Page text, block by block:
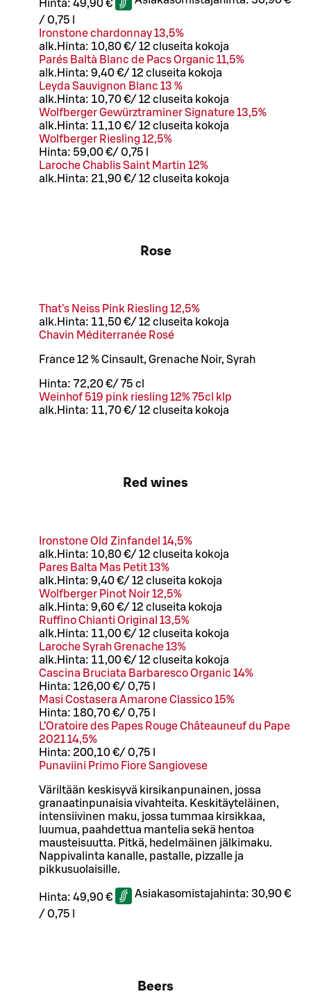
Hinta: 49,90 €
/ 0,75 l
Ironstone chardonnay 13,5%
alk. Hinta: 10,80 €/ 12 cl useita kokoja
Parés Baltà Blanc de Pacs Organic 11,5%
alk. Hinta: 9,40 €/ 12 cl useita kokoja
Leyda Sauvignon Blanc 13 %
alk. Hinta: 10,70 €/ 12 cl useita kokoja
Wolfberger Gewürztraminer Signature 13,5%
alk. Hinta: 11,10 €/ 12 cl useita kokoja
Wolfberger Riesling 12,5%
Hinta: 59,00 €/ 0,75 l
Laroche Chablis Saint Martin 12%
alk. Hinta: 21,90 €/ 12 cl useita kokoja
Rose
That's Neiss Pink Riesling 12,5%
alk. Hinta: 11,50 €/ 12 cl useita kokoja
Chavin Méditerranée Rosé
France 12 % Cinsault, Grenache Noir, Syrah
Hinta: 72,20 €/ 75 cl
Weinhof 519 pink riesling 12% 75cl klp
alk. Hinta: 11,70 €/ 12 cl useita kokoja
Red wines
Ironstone Old Zinfandel 14,5%
alk. Hinta: 10,80 €/ 12 cl useita kokoja
Pares Balta Mas Petit 13%
alk. Hinta: 9,40 €/ 12 cl useita kokoja
Wolfberger Pinot Noir 12,5%
alk. Hinta: 9,60 €/ 12 cl useita kokoja
Ruffino Chianti Original 13,5%
alk. Hinta: 11,00 €/ 12 cl useita kokoja
Laroche Syrah Grenache 13%
alk. Hinta: 11,00 €/ 12 cl useita kokoja
Cascina Bruciata Barbaresco Organic 14%
Hinta: 126,00 €/ 0,75 l
Masi Costasera Amarone Classico 15%
Hinta: 180,70 €/ 0,75 l
L’Oratoire des Papes Rouge Châteauneuf du Pape
2021 14,5%
Hinta: 200,10 €/ 0,75 l
Punaviini Primo Fiore Sangiovese
Väriltään keskisyvä kirsikanpunainen, jossa
granaatinpunaisia vivahteita. Keskitäyteläinen,
intensiivinen maku, jossa tummaa kirsikkaa,
luumua, paahdettua mantelia sekä hentoa
mausteisuutta. Pitkä, hedelmäinen jälkimaku.
Nappivalinta kanalle, pastalle, pizzalle ja
pikkusuolaisille.
Hinta: 49,90 € Asiakasomistajahinta: 30,90 €
/ 0,75 l
Beers